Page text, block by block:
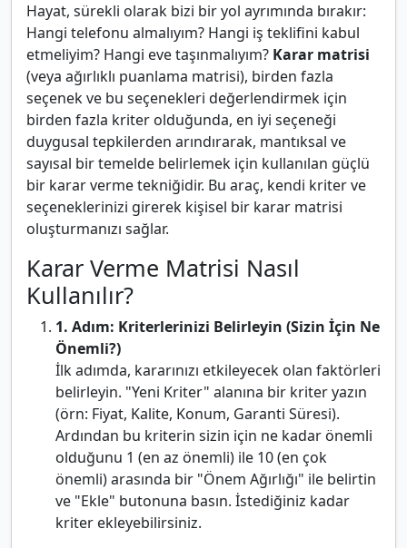
Hayat, sürekli olarak bizi bir yol ayrımında bırakır:
Hangi telefonu almalıyım? Hangi iş teklifini kabul
etmeliyim? Hangi eve taşınmalıyım? Karar matrisi
(veya ağırlıklı puanlama matrisi), birden fazla
seçenek ve bu seçenekleri değerlendirmek için
birden fazla kriter olduğunda, en iyi seçeneği
duygusal tepkilerden arındırarak, mantıksal ve
sayısal bir temelde belirlemek için kullanılan güçlü
bir karar verme tekniğidir. Bu araç, kendi kriter ve
seçeneklerinizi girerek kişisel bir karar matrisi
oluşturmanızı sağlar.
Karar Verme Matrisi Nasıl
Kullanılır?
1. Adım: Kriterlerinizi Belirleyin (Sizin İçin Ne
Önemli?)
İlk adımda, kararınızı etkileyecek olan faktörleri
belirleyin. "Yeni Kriter" alanına bir kriter yazın
(örn: Fiyat, Kalite, Konum, Garanti Süresi).
Ardından bu kriterin sizin için ne kadar önemli
olduğunu 1 (en az önemli) ile 10 (en çok
önemli) arasında bir "Önem Ağırlığı" ile belirtin
ve "Ekle" butonuna basın. İstediğiniz kadar
kriter ekleyebilirsiniz.